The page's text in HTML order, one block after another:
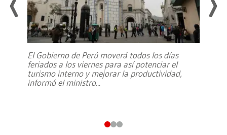
El Gobierno de Perú moverá todos los días
feriados a los viernes para así potenciar el
turismo interno y mejorar la productividad,
informó el ministro...